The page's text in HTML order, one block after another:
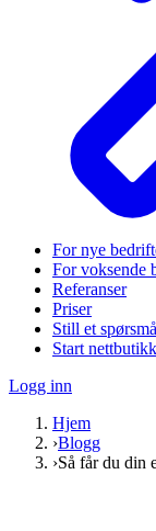
For nye
For voksende
Referanser
Priser
Still et
Start nettbutikk
Logg inn
Hjem
›Blogg
›Så får du din